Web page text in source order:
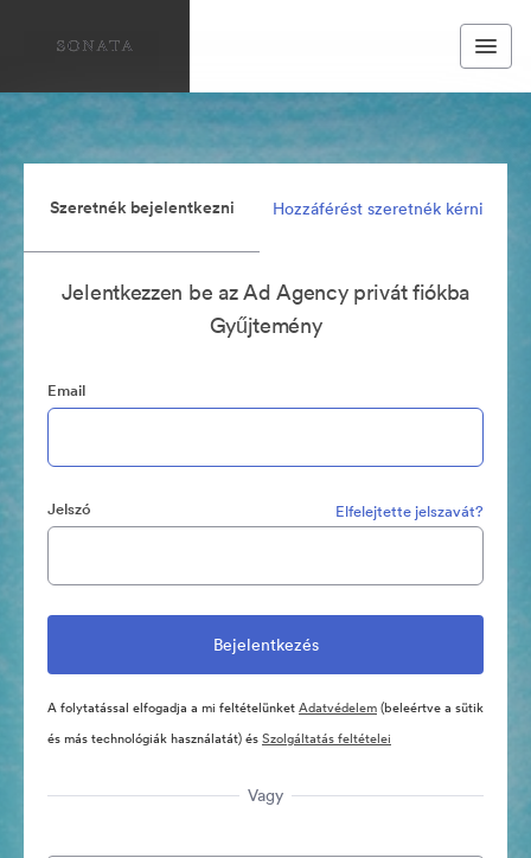
Szeretnék bejelentkezni Hozzáférést szeretnék kérni
Jelentkezzen be az Ad Agency privát fiókba
Gyűjtemény
Email
Jelszó Elfelejtette jelszavát?
A folytatással elfogadja a mi feltételünketAdatvédelem(beleértve a sütik
és más technológiák használatát) ésSzolgáltatás feltételei
Vagy